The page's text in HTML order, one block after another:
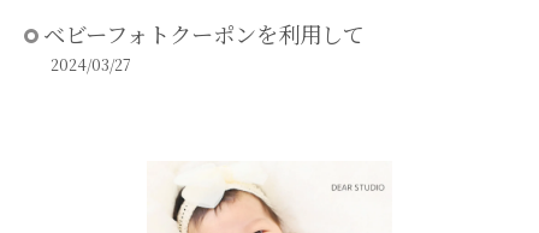
ベビーフォトクーポンを利用して
2024/03/27